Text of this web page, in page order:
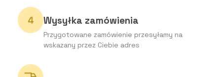
Wysyłka zamówienia
Przygotowane zamówienie przesyłamy na
wskazany przez Ciebie adres